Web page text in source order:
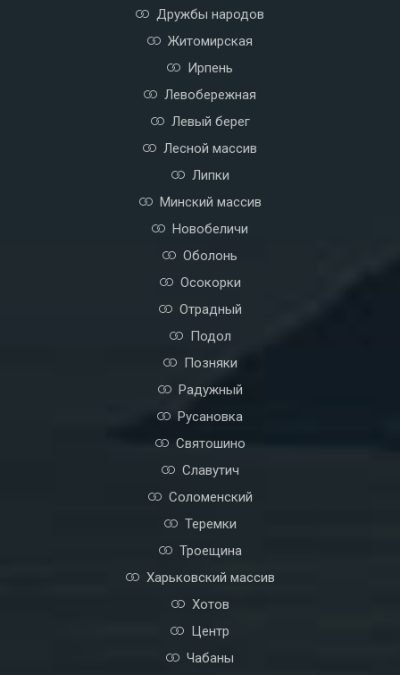
Дружбы народов
Житомирская
Ирпень
Левобережная
Левый берег
Лесной массив
Липки
Минский массив
Новобеличи
Оболонь
Осокорки
Отрадный
Подол
Позняки
Радужный
Русановка
Святошино
Славутич
Соломенский
Теремки
Троещина
Харьковский массив
Хотов
Центр
Чабаны